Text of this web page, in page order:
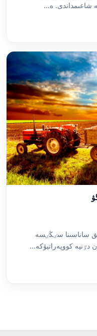
شاعىمداندى. ە...
ساناسىنا سٸڭٸسە
كووپەراتيۆكە...